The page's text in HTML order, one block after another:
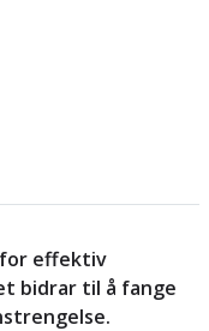
effektiv
bidrar til å fange